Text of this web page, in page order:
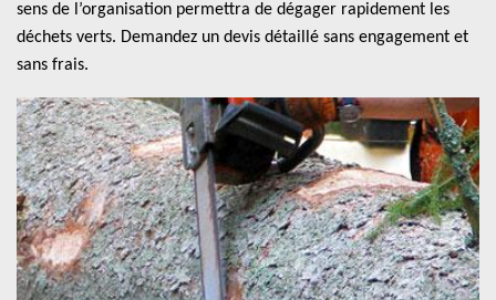
sens de l’organisation permettra de dégager rapidement les
déchets verts. Demandez un devis détaillé sans engagement et
sans frais.